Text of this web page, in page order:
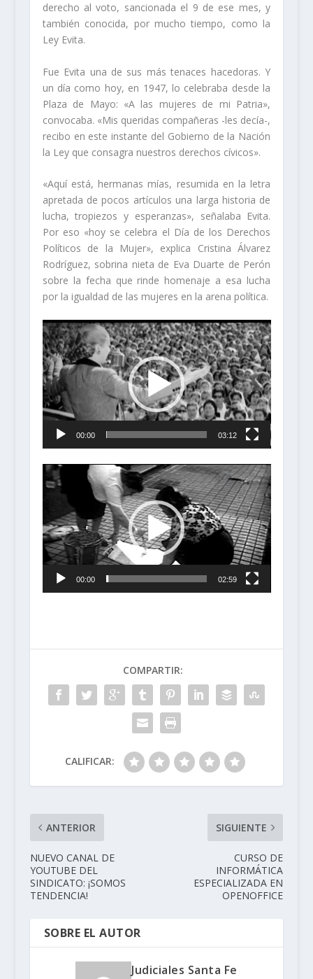
derecho al voto, sancionada el 9 de ese mes, y
también conocida, por mucho tiempo, como la
Ley Evita.
Fue Evita una de sus más tenaces hacedoras. Y
un día como hoy, en 1947, lo celebraba desde la
Plaza de Mayo: «A las mujeres de mi Patria»,
convocaba. «Mis queridas compañeras -les decía-,
recibo en este instante del Gobierno de la Nación
la Ley que consagra nuestros derechos cívicos».
«Aquí está, hermanas mías, resumida en la letra
apretada de pocos artículos una larga historia de
lucha, tropiezos y esperanzas», señalaba Evita.
Por eso «hoy se celebra el Día de los Derechos
Políticos de la Mujer», explica Cristina Álvarez
Rodríguez, sobrina nieta de Eva Duarte de Perón
sobre la fecha que rinde homenaje a esa lucha
por la igualdad de las mujeres en la arena política.
Reproductor
de
vídeo
00:00 03:12
Reproductor
de
vídeo
00:00 02:59
COMPARTIR:
CALIFICAR:
ANTERIOR
NUEVO CANAL DE
YOUTUBE DEL
SINDICATO: ¡SOMOS
TENDENCIA!
SIGUIENTE
CURSO DE
INFORMÁTICA
ESPECIALIZADA EN
OPENOFFICE
SOBRE EL AUTOR
Judiciales Santa Fe